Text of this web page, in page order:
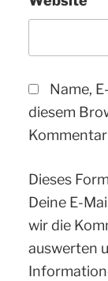
Name,
diesem
Dieses
Deine E-
wir die
auswerten